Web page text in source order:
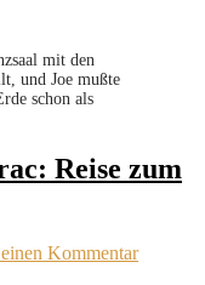
mit den
und Joe mußte
schon als
Reise zum
Kommentar